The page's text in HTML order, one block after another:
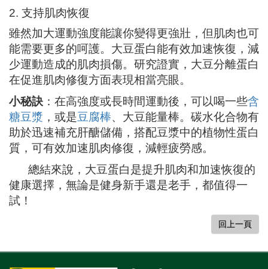
2. 支持肌肉恢復
雖然加大運動強度能讓你變得更強壯，但肌肉也可
能需要更多的呵護。大豆蛋白能有效加速恢復，減
少運動造成的肌肉損傷。研究證實，大豆分離蛋白
在促進肌肉修復方面表現相當亮眼。
小秘訣 ：在高強度或長時間運動後，可以喝一些含
糖豆漿 ，或是豆腐棒、大豆能量棒。碳水化合物有
助於迅速補充肝醣儲備，搭配豆漿中的植物性蛋白
質，可有效加速肌肉修復，減輕疲勞感。
總結來說，大豆蛋白是提升肌肉和加速恢復的
健康選擇，無論是健身新手還是老手，都值得一
試！
回上一頁